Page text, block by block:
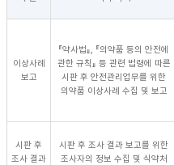
이상사례
보고
『약사법』, 『의약품 등의 안전에
관한 규칙』 등 관련 법령에 따른
시판 후 안전관리업무를 위한
의약품 이상사례 수집 및 보고
시판 후
조사 결과
시판 후 조사 결과 보고를 위한
조사자의 정보 수집 및 식약처